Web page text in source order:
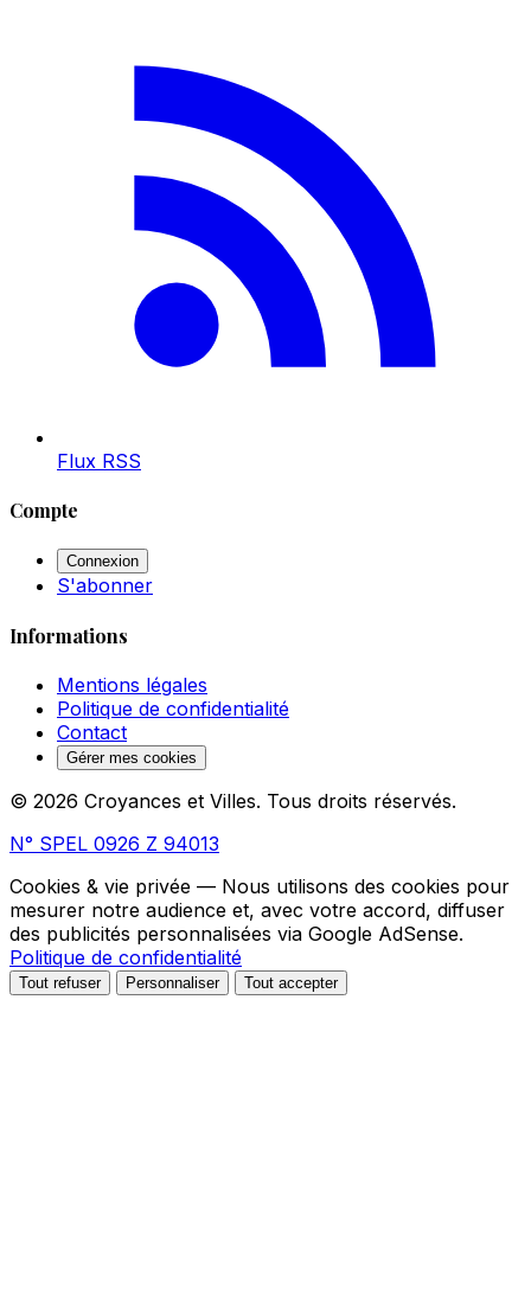
Flux RSS
Compte
Connexion
S'abonner
Informations
Mentions légales
Politique de confidentialité
Contact
Gérer mes cookies
© 2026 Croyances et Villes. Tous droits réservés.
N° SPEL 0926 Z 94013
Cookies & vie privée — Nous utilisons des cookies pour
mesurer notre audience et, avec votre accord, diffuser
des publicités personnalisées via Google AdSense.
Politique de confidentialité
Tout refuser Personnaliser Tout accepter